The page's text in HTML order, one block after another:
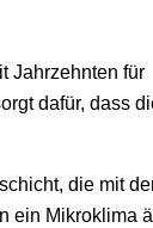
Jahrzehnten für
dafür, dass
die mit
ein Mikroklima